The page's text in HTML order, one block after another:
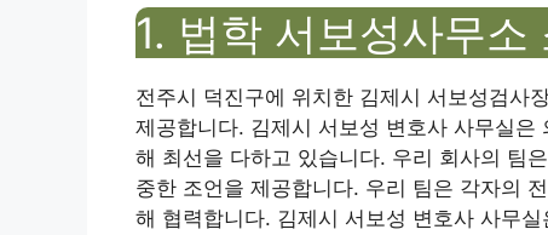
1. 법학 서보성사무소
전주시 덕진구에 위치한 김제시 서보성검사
제공합니다. 김제시 서보성 변호사 사무실
해 최선을 다하고 있습니다. 우리 회사의 팀
중한 조언을 제공합니다. 우리 팀은 각자의
해 협력합니다. 김제시 서보성 변호사 사무